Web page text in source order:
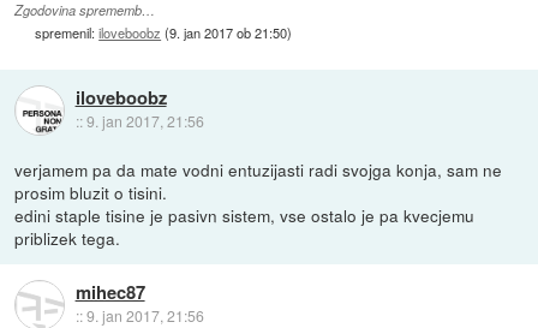
Zgodovina sprememb…
spremenil:iloveboobz (9. jan 2017 ob 21:50)
iloveboobz
::9. jan 2017, 21:56
verjamem pa da mate vodni entuzijasti radi svojga konja, sam ne
prosim bluzit o tisini.
edini staple tisine je pasivn sistem, vse ostalo je pa kvecjemu
priblizek tega.
mihec87
::9. jan 2017, 21:56